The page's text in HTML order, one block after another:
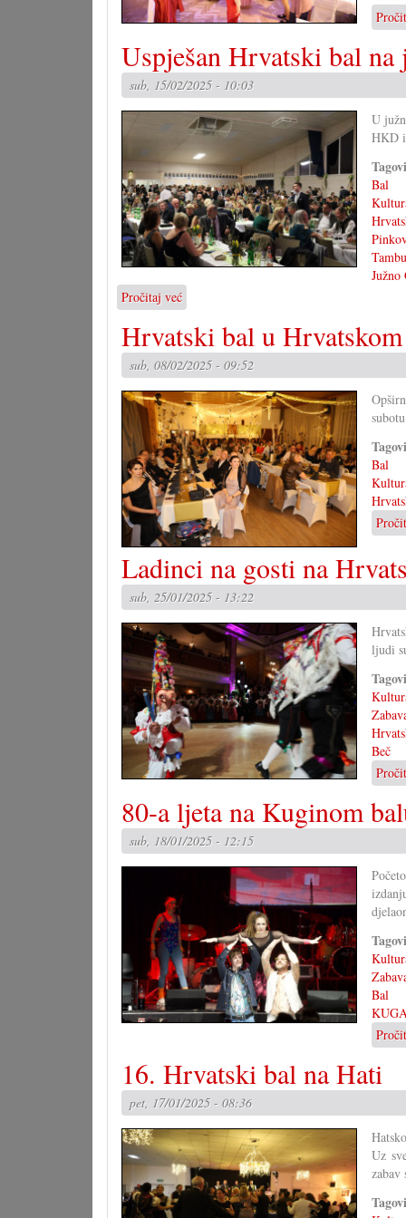
Uspješan Hrvatski bal na
sub, 15/02/2025 - 10:03
U
HKD
Bal
Južno
Pročitaj već
Uspješan
Hrvatski
bal
na
jugu
Gradišća
Hrvatski bal u
sub, 08/02/2025 - 09:52
Bal
Ladinci na gosti na
sub, 25/01/2025 - 13:22
ljudi
Beč
80-a ljeta na Kuginom
sub, 18/01/2025 - 12:15
Bal
16. Hrvatski bal na Hati
pet, 17/01/2025 - 08:36
Uz